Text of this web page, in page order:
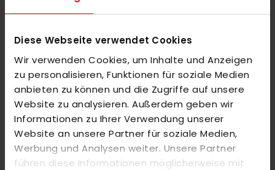
Diese Webseite verwendet Cookies
Wir verwenden Cookies, um Inhalte und Anzeigen
zu personalisieren, Funktionen für soziale Medien
anbieten zu können und die Zugriffe auf unsere
Website zu analysieren. Außerdem geben wir
Informationen zu Ihrer Verwendung unserer
Website an unsere Partner für soziale Medien,
Werbung und Analysen weiter. Unsere Partner
führen diese Informationen möglicherweise mit
das Design des adidas Schuhs ab
MEHR INFORMATIONEN
ÄHNLICHE PRODUKTE
Markieren Sie die Artikel, um Sie dem Warenkorb hinzuzufügen